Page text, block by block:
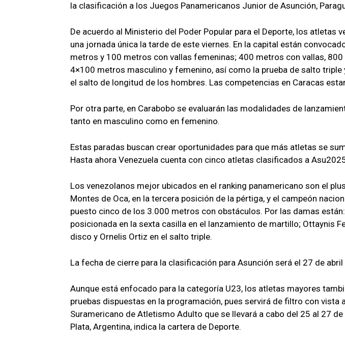
la clasificación a los Juegos Panamericanos Junior de Asunción,
De acuerdo al Ministerio del Poder Popular para el Deporte, los atletas
una jornada única la tarde de este viernes. En la capital están
metros y 100 metros con vallas femeninas; 400 metros con vallas,
4×100 metros masculino y femenino, así como la prueba de salto triple
el salto de longitud de los hombres. Las competencias en Caracas
Por otra parte, en Carabobo se evaluarán las modalidades de
tanto en masculino como en femenino.
Estas paradas buscan crear oportunidades para que más atletas se
Hasta ahora Venezuela cuenta con cinco atletas clasificados a
Los venezolanos mejor ubicados en el ranking panamericano son el
Montes de Oca, en la tercera posición de la pértiga, y el campeón
puesto cinco de los 3.000 metros con obstáculos. Por las damas
posicionada en la sexta casilla en el lanzamiento de martillo; Ottaynis
disco y Ornelis Ortiz en el salto triple.
La fecha de cierre para la clasificación para Asunción será el 27 de
Aunque está enfocado para la categoría U23, los atletas mayores
pruebas dispuestas en la programación, pues servirá de filtro con vista
Suramericano de Atletismo Adulto que se llevará a cabo del 25 al 27
Plata, Argentina, indica la cartera de Deporte.